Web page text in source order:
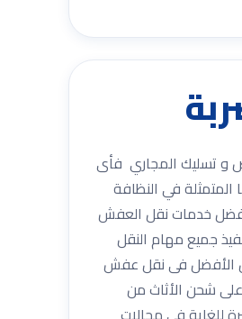
و تسليك المجاري فأى
في النظافة
نقل عفش ، أفضل خدمات نقل العفش
جميع مهام النقل
الأفضل فى نقل عفش
شحن الأثاث من